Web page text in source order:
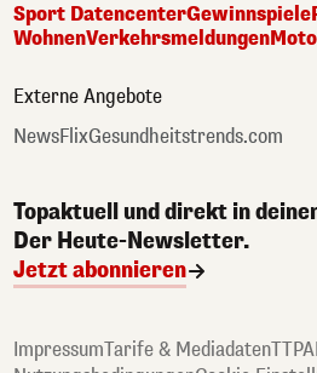
Sport DatencenterGewinnspiele
WohnenVerkehrsmeldungen
Externe Angebote
NewsFlixGesundheitstrends.com
Topaktuell und direkt in
Der Heute-Newsletter.
Jetzt abonnieren
ImpressumTarife & MediadatenTTPA